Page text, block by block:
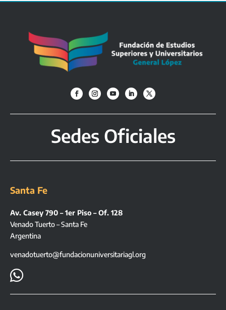
Sedes Oficiales
Santa Fe
Av. Casey 790 – 1er Piso – Of. 128
Venado Tuerto – Santa Fe
Argentina
venadotuerto@fundacionuniversitariagl.org
